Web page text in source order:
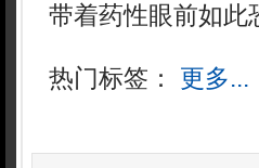
带着药性眼前如此
热门标签： 更多...